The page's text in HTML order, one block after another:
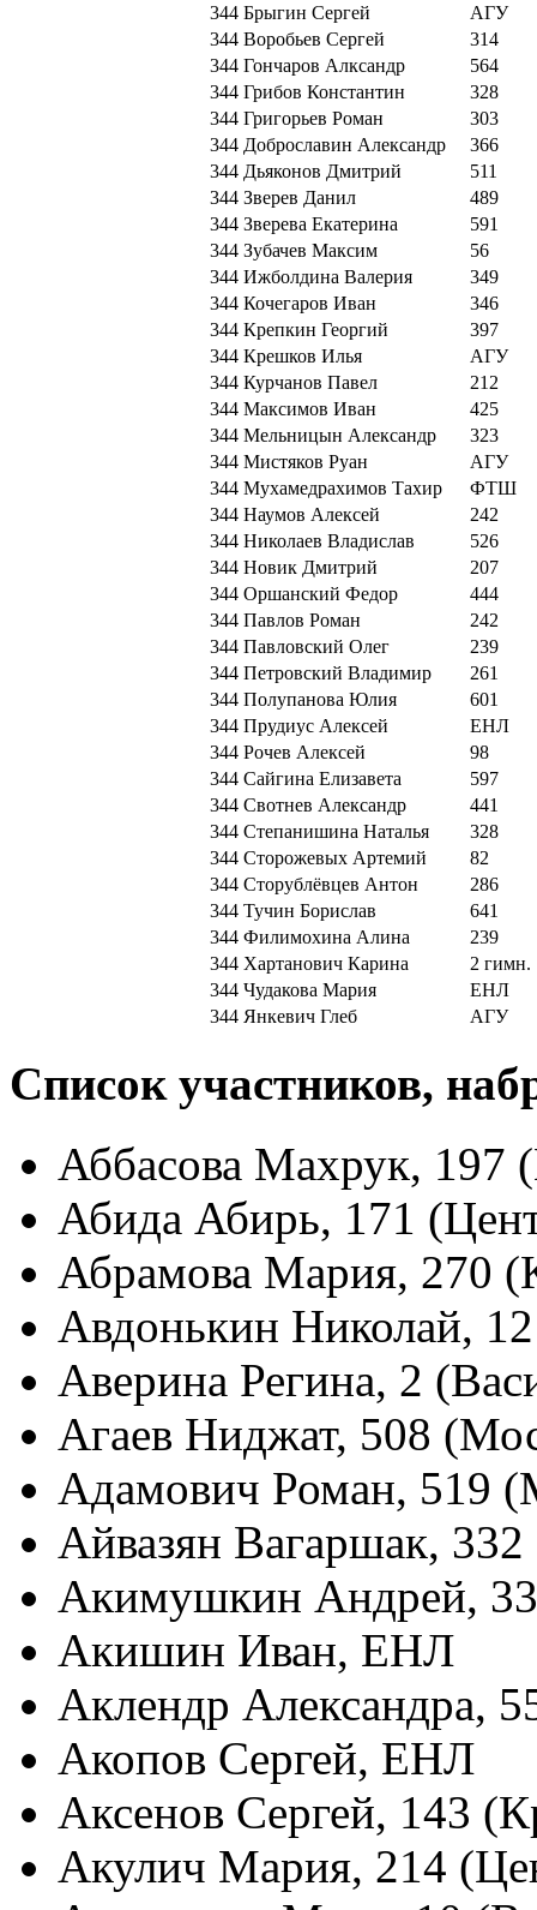
344 Брыгин Сергей
АГУ
344 Воробьев Сергей
314
344 Гончаров Алксандр
564
344 Грибов Константин
328
344 Григорьев Роман
303
344 Доброславин Александр
366
344 Дьяконов Дмитрий
511
344 Зверев Данил
489
344 Зверева Екатерина
591
344 Зубачев Максим
56
344 Ижболдина Валерия
349
344 Кочегаров Иван
346
344 Крепкин Георгий
397
344 Крешков Илья
АГУ
344 Курчанов Павел
212
344 Максимов Иван
425
344 Мельницын Александр
323
344 Мистяков Руан
АГУ
344 Мухамедрахимов Тахир
ФТШ
344 Наумов Алексей
242
344 Николаев Владислав
526
344 Новик Дмитрий
207
344 Оршанский Федор
444
344 Павлов Роман
242
344 Павловский Олег
239
344 Петровский Владимир
261
344 Полупанова Юлия
601
344 Прудиус Алексей
ЕНЛ
344 Рочев Алексей
98
344 Сайгина Елизавета
597
344 Свотнев Александр
441
344 Степанишина Наталья
328
344 Сторожевых Артемий
82
344 Сторублёвцев Антон
286
344 Тучин Борислав
641
344 Филимохина Алина
239
344 Хартанович Карина
2 гимн.
344 Чудакова Мария
ЕНЛ
344 Янкевич Глеб АГУ
Список участников,
Аббасова Махрук, 197
Абида Абирь, 171
Абрамова Мария, 270
Авдонькин Николай,
Аверина Регина, 2
Агаев Ниджат, 508
Адамович Роман, 519
Айвазян Вагаршак,
Акимушкин Андрей,
Акишин Иван, ЕНЛ
Аклендр Александра,
Акопов Сергей, ЕНЛ
Аксенов Сергей, 143
Акулич Мария, 214